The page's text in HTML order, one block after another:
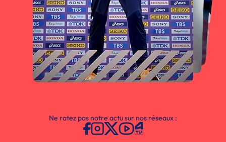
Ne ratez pas notre actu sur nos réseaux :